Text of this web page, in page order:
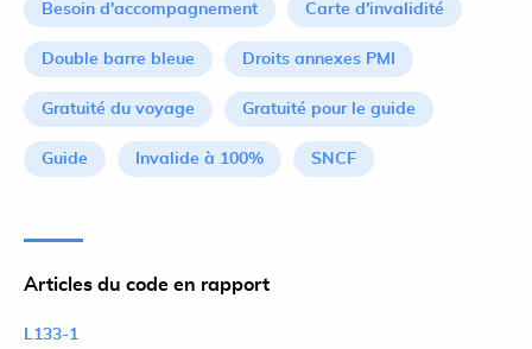
Besoin d'accompagnement Carte d'invalidité
Double barre bleue Droits annexes PMI
Gratuité du voyage Gratuité pour le guide
Guide Invalide à 100% SNCF
Articles du code en rapport
L133-1